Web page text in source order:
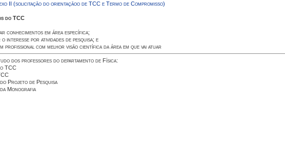
II (solicitação do orientaçãoo de TCC e Termo de Compromisso)
do TCC
conhecimentos em área específica;
interesse por atividades de pesquisa; e
profissional com melhor visão científica da área em que vai atuar
dos professores do departamento de Física:
TCC
Projeto de Pesquisa
Monografia